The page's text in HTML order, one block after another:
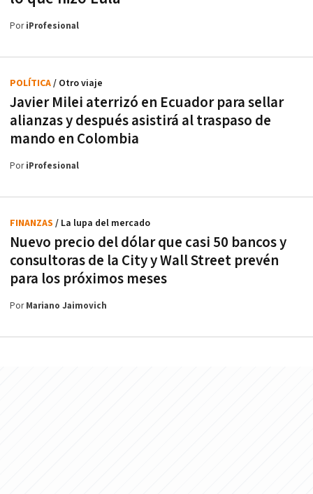
PoriProfesional
Javier Milei aterrizó en Ecuador para sellar
alianzas y después asistirá al traspaso de
mando en Colombia
POLÍTICA/ Otro viaje
PoriProfesional
Nuevo precio del dólar que casi 50 bancos y
consultoras de la City y Wall Street prevén
para los próximos meses
FINANZAS / La lupa del mercado
PorMariano Jaimovich